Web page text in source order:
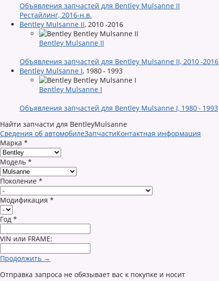
Объявления запчастей для Bentley Mulsanne II
Рестайлинг, 2016-н.в.
Bentley Mulsanne II, 2010 -2016
Bentley Mulsanne II
Объявления запчастей для Bentley Mulsanne II, 2010 -2016
Bentley Mulsanne I, 1980 - 1993
Bentley Mulsanne I
Объявления запчастей для Bentley Mulsanne I, 1980 - 1993
Найти запчасти для BentleyMulsanne
Сведения об автомобилеЗапчастиКонтактная информация
Марка *
Модель *
Поколение *
Модификация *
Год *
VIN или FRAME:
Продолжить →
Отправка запроса не обязывает вас к покупке и носит